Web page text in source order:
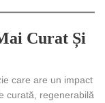
Curat Și
care are un impact
curată, regenerabilă